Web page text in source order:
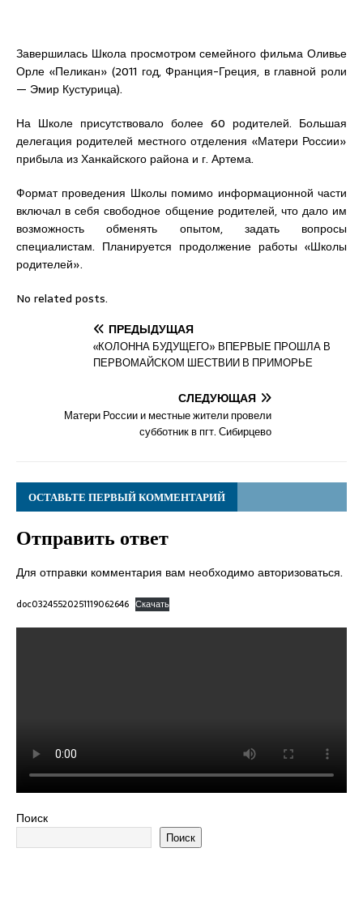
Завершилась Школа просмотром семейного фильма Оливье
Орле «Пеликан» (2011 год, Франция-Греция, в главной роли
— Эмир Кустурица).
На Школе присутствовало более 60 родителей. Большая
делегация родителей местного отделения «Матери России»
прибыла из Ханкайского района и г. Артема.
Формат проведения Школы помимо информационной части
включал в себя свободное общение родителей, что дало им
возможность обменять опытом, задать вопросы
специалистам. Планируется продолжение работы «Школы
родителей».
No related posts.
ПРЕДЫДУЩАЯ
«КОЛОННА БУДУЩЕГО» ВПЕРВЫЕ ПРОШЛА В
ПЕРВОМАЙСКОМ ШЕСТВИИ В ПРИМОРЬЕ
СЛЕДУЮЩАЯ
Матери России и местные жители провели
субботник в пгт. Сибирцево
ОСТАВЬТЕ ПЕРВЫЙ КОММЕНТАРИЙ
Отправить ответ
Для отправки комментария вам необходимоавторизоваться.
doc03245520251119062646 Скачать
Поиск
Поиск